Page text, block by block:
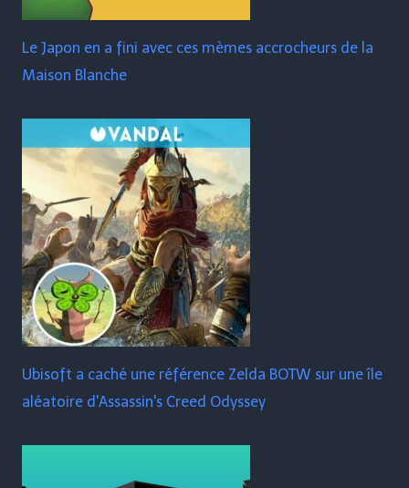
Le Japon en a fini avec ces mèmes accrocheurs de la
Maison Blanche
Ubisoft a caché une référence Zelda BOTW sur une île
aléatoire d'Assassin's Creed Odyssey